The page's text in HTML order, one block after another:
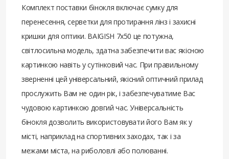
Комплект поставки бінокля включає сумку для
перенесення, серветки для протирання лінз і захисні
кришки для оптики. BAIGISH 7х50 це потужна,
світлосильна модель, здатна забезпечити вас якісною
картинкою навіть у сутінковий час. При правильному
зверненні цей універсальний, якісний оптичний прилад
прослужить Вам не один рік, і забезпечуватиме Вас
чудовою картинкою довгий час. Універсальність
бінокля дозволить використовувати його Вам як у
місті, наприклад на спортивних заходах, так і за
межами міста, на риболовлі або полюванні.